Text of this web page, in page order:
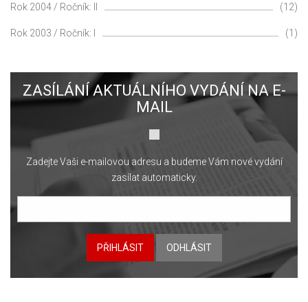
Rok 2004 / Ročník: II (12)
Rok 2003 / Ročník: I (1)
ZASÍLÁNÍ AKTUÁLNÍHO VYDÁNÍ NA E-
MAIL
Zadejte Vaši e-mailovou adresu a budeme Vám nové vydání
zasílat automaticky.
PŘIHLÁSIT ODHLÁSIT